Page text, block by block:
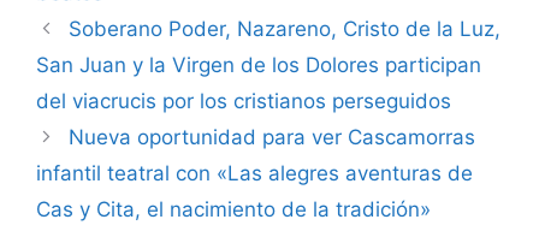
Soberano Poder, Nazareno, Cristo de la Luz,
San Juan y la Virgen de los Dolores participan
del viacrucis por los cristianos perseguidos
Nueva oportunidad para ver Cascamorras
infantil teatral con «Las alegres aventuras de
Cas y Cita, el nacimiento de la tradición»